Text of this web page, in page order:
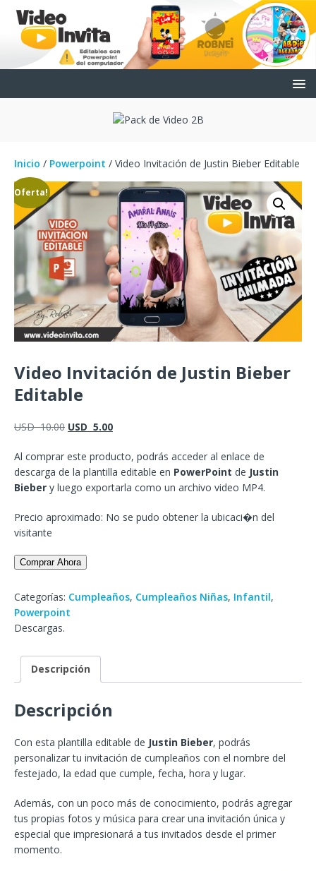
Inicio / Powerpoint / Video Invitación de Justin Bieber Editable
¡Oferta!
Video Invitación de Justin Bieber
Editable
USD10.00 USD 5.00
Al comprar este producto, podrás acceder al enlace de
descarga de la plantilla editable en PowerPoint de Justin
Bieber y luego exportarla como un archivo video MP4.
Precio aproximado: No se pudo obtener la ubicaci�n del
visitante
Comprar Ahora
Categorías: Cumpleaños, Cumpleaños Niñas, Infantil,
Powerpoint
Descargas.
Descripción
Descripción
Con esta plantilla editable de Justin Bieber, podrás
personalizar tu invitación de cumpleaños con el nombre del
festejado, la edad que cumple, fecha, hora y lugar.
Además, con un poco más de conocimiento, podrás agregar
tus propias fotos y música para crear una invitación única y
especial que impresionará a tus invitados desde el primer
momento.